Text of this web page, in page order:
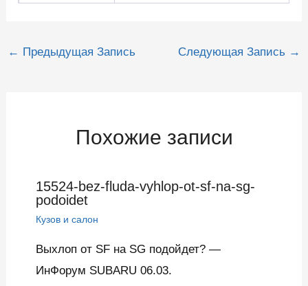
Навигация
← Предыдущая Запись Следующая Запись →
Похожие записи
15524-bez-fluda-vyhlop-ot-sf-na-sg-
podoidet
Кузов и салон
Выхлоп от SF на SG подойдет? —
ИнФорум SUBARU 06.03.